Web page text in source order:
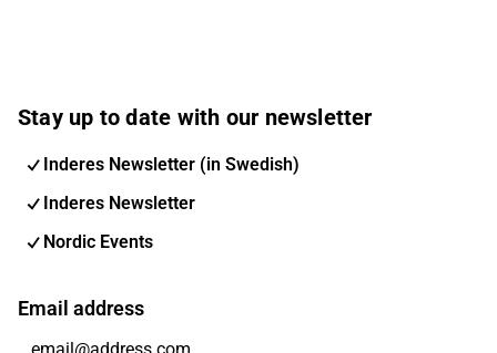
Stay up to date with our newsletter
Inderes Newsletter (in Swedish)
Inderes Newsletter
Nordic Events
Email address